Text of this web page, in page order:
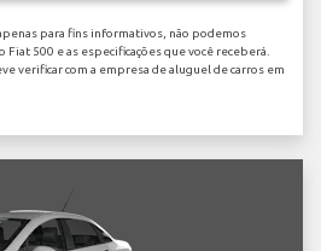
para fins informativos, não podemos
500 e as especificações que você receberá.
verificar com a empresa de aluguel de carros em